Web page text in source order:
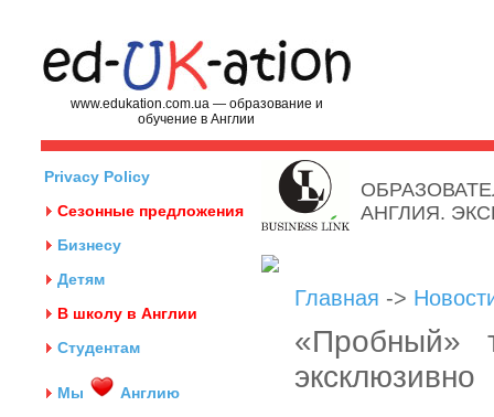
www.edukation.com.ua — образование и
обучение в Англии
Privacy Policy
Сезонные предложения
Бизнесу
Детям
В школу в Англии
Студентам
Мы
Англию
АНГЛИЯ.
Главная ->
«Пробный»
эксклюзивно